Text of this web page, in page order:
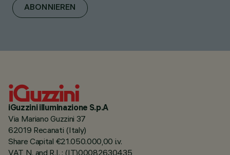
ABONNIEREN
iGuzzini illuminazione S.p.A
Via Mariano Guzzini 37
62019 Recanati (Italy)
Share Capital €21.050.000,00 i.v.
VAT N. and R.I. : (IT)00082630435